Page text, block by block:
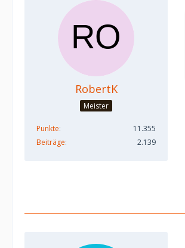
RobertK
Meister
Punkte
11.355
Beiträge
2.139